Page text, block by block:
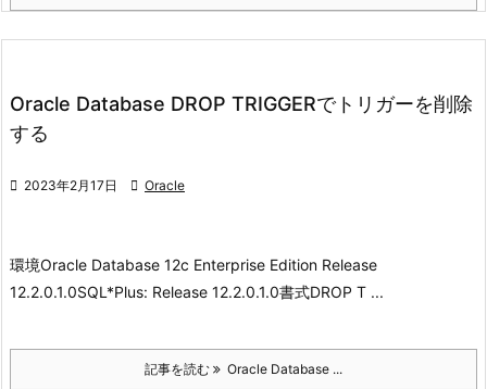
Oracle Database DROP TRIGGERでトリガーを削除
する
 2023年2月17日  Oracle
環境Oracle Database 12c Enterprise Edition Release
12.2.0.1.0SQL*Plus: Release 12.2.0.1.0書式DROP T ...
記事を読む Oracle Database ...